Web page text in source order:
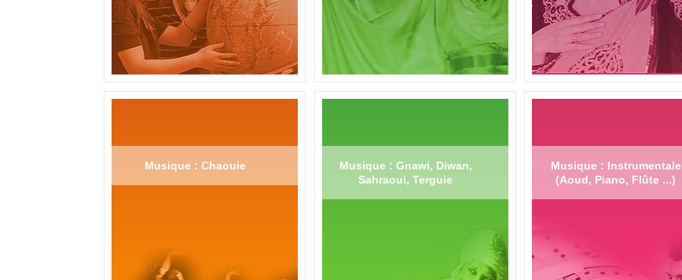
Musique : Chaouie
Musique : Gnawi, Diwan,
Sahraoui, Terguie
Musique : Instrumentale
(Aoud, Piano, Flûte ...)